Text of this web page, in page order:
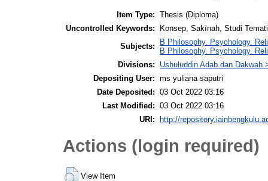
Item Type: Thesis (Diploma)
Uncontrolled Keywords:
Konsep, Sakīnah, Studi
Subjects:
B Philosophy. Psychology.
B Philosophy. Psychology.
Divisions:
Ushuluddin Adab dan Dakwah
Depositing User: ms yuliana saputri
Date Deposited: 03 Oct 2022 03:16
Last Modified: 03 Oct 2022 03:16
URI:
http://
Actions (login required)
View Item